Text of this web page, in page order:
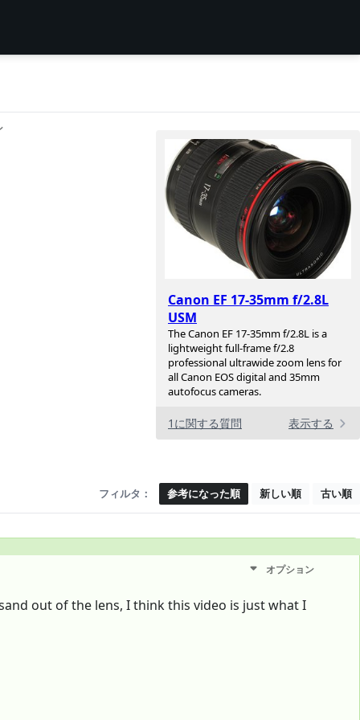
Canon EF 17-35mm f/2.8L
USM
The Canon EF 17-35mm f/2.8L is a
lightweight full-frame f/2.8
professional ultrawide zoom lens for
all Canon EOS digital and 35mm
autofocus cameras.
1に関する質問 表示する
フィルタ： 参考になった順 新しい順 古い順
オプション
out of the lens, I think this video is just what I